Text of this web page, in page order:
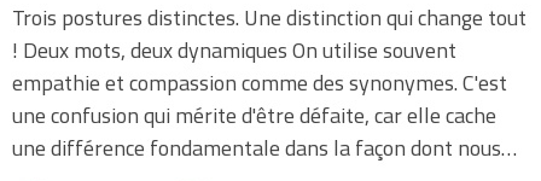
Trois postures distinctes. Une distinction qui change tout
! Deux mots, deux dynamiques On utilise souvent
empathie et compassion comme des synonymes. C'est
une confusion qui mérite d'être défaite, car elle cache
une différence fondamentale dans la façon dont nous…